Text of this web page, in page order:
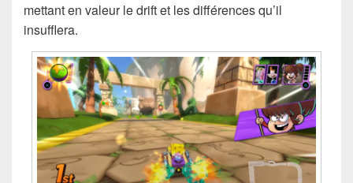
mettant en valeur le drift et les différences qu’il
insufflera.